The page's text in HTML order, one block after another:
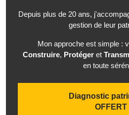
Depuis plus de 20 ans,
gestion de leur
Mon approche est simple :
Construire, Protégeret
en toute
Diagnostic
OFFERT